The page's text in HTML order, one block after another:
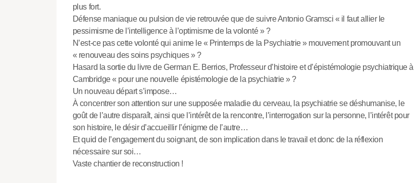
plus fort.
Défense maniaque ou pulsion de vie retrouvée que de suivre Antonio Gramsci « il faut allier le
pessimisme de l’intelligence à l’optimisme de la volonté » ?
N’est-ce pas cette volonté qui anime le « Printemps de la Psychiatrie » mouvement promouvant un
« renouveau des soins psychiques » ?
Hasard la sortie du livre de German E. Berrios, Professeur d’histoire et d’épistémologie psychiatrique à
Cambridge « pour une nouvelle épistémologie de la psychiatrie » ?
Un nouveau départ s’impose…
À concentrer son attention sur une supposée maladie du cerveau, la psychiatrie se déshumanise, le
goût de l’autre disparaît, ainsi que l’intérêt de la rencontre, l’interrogation sur la personne, l’intérêt pour
son histoire, le désir d’accueillir l’énigme de l’autre…
Et quid de l’engagement du soignant, de son implication dans le travail et donc de la réflexion
nécessaire sur soi…
Vaste chantier de reconstruction !